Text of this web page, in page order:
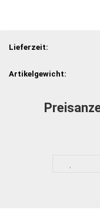
Lieferzeit:
Artikelgewicht: